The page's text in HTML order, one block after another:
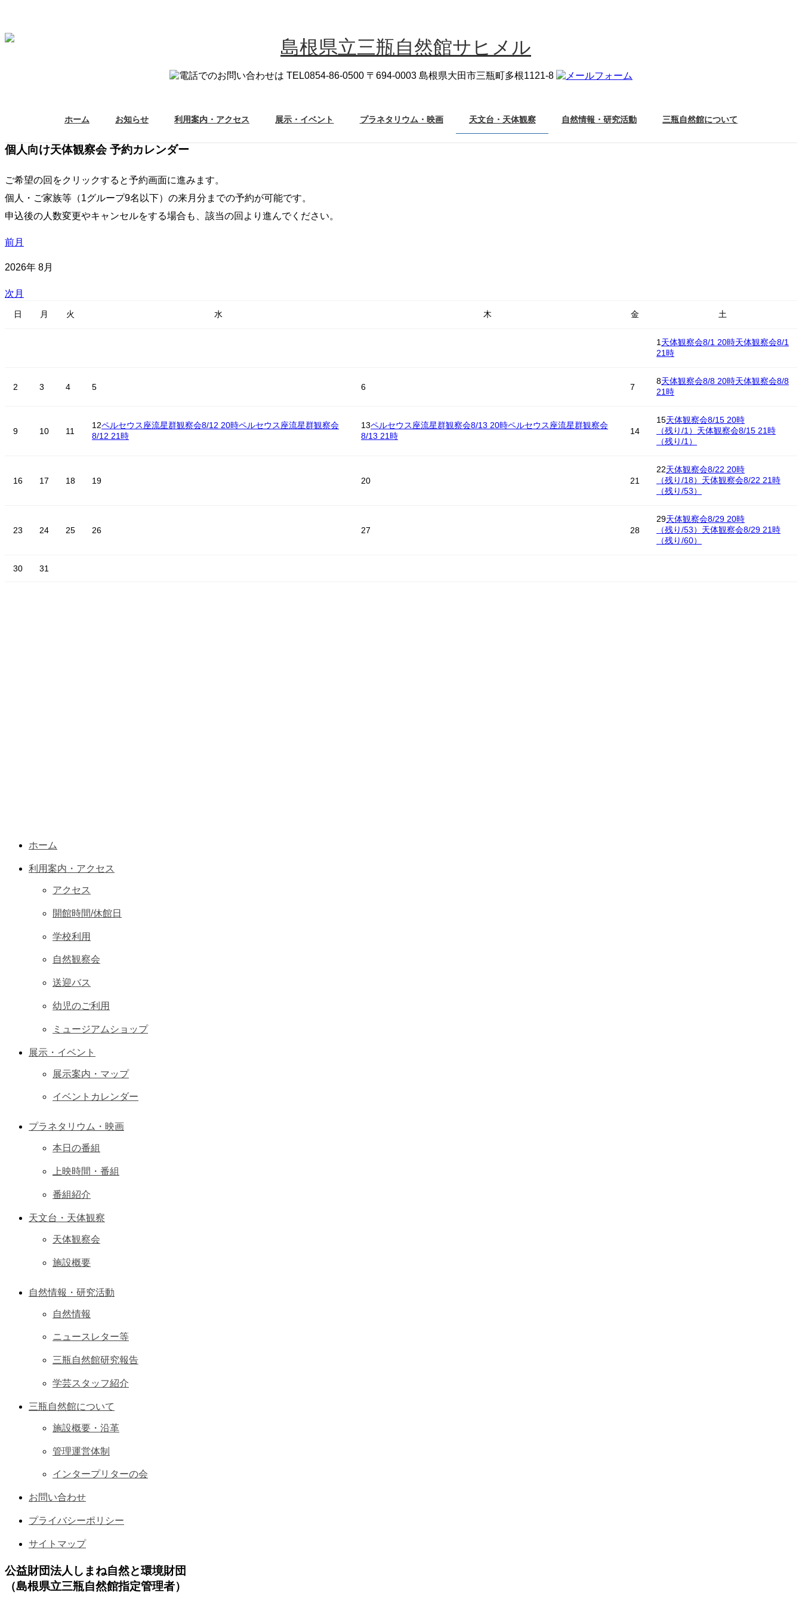
ホーム お知らせ 利用案内・アクセス 展示・イベント プラネタリウム・映画 天文台・天体観察 自然情報・研究活動 三瓶自然館について
個人向け天体観察会 予約カレンダー
ご希望の回をクリックすると予約画面に進みます。
個人・ご家族等（1グループ9名以下）の来月分までの予約が可能です。
申込後の人数変更やキャンセルをする場合も、該当の回より進んでください。
前月
2026年 8月
次月
日 月 火 水 木 金 土
1天体観察会8/1 20時天体観察会8/1
21時
2 3 4 5 6 7
8天体観察会8/8 20時天体観察会8/8
21時
9 10 11
12ペルセウス座流星群観察会8/12 20時ペルセウス座流星群観察会
8/12 21時
13ペルセウス座流星群観察会8/13 20時ペルセウス座流星群観察会
8/13 21時
14
15天体観察会8/15 20時
（残り/1） 天体観察会8/15 21時
（残り/1）
16 17 18 19 20 21
22天体観察会8/22 20時
（残り/18） 天体観察会8/22 21時
（残り/53）
23 24 25 26 27 28
29天体観察会8/29 20時
（残り/53） 天体観察会8/29 21時
（残り/60）
30 31
ホーム
利用案内・アクセス
アクセス
開館時間/休館日
学校利用
自然観察会
送迎バス
幼児のご利用
ミュージアムショップ
展示・イベント
展示案内・マップ
イベントカレンダー
プラネタリウム・映画
本日の番組
上映時間・番組
番組紹介
天文台・天体観察
天体観察会
施設概要
自然情報・研究活動
自然情報
ニュースレター等
三瓶自然館研究報告
学芸スタッフ紹介
三瓶自然館について
施設概要・沿革
管理運営体制
インタープリターの会
お問い合わせ
プライバシーポリシー
サイトマップ
公益財団法人しまね自然と環境財団
（島根県立三瓶自然館指定管理者）